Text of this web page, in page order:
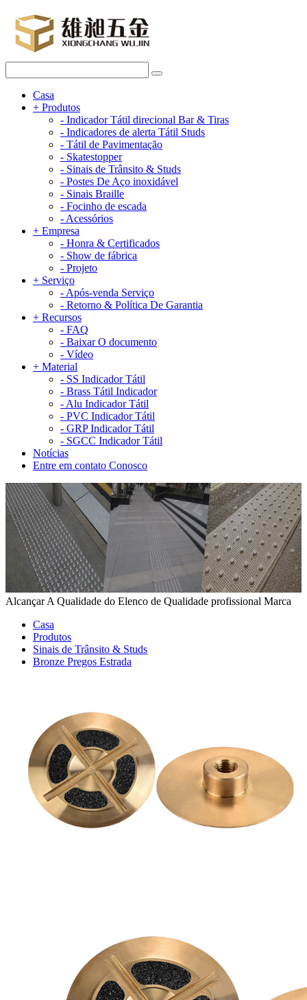
Casa
+ Produtos
- Indicador Tátil direcional Bar & Tiras
- Indicadores de alerta Tátil Studs
- Tátil de Pavimentação
- Skatestopper
- Sinais de Trânsito & Studs
- Postes De Aço inoxidável
- Sinais Braille
- Focinho de escada
- Acessórios
+ Empresa
- Honra & Certificados
- Show de fábrica
- Projeto
+ Serviço
- Após-venda Serviço
- Retorno & Política De Garantia
+ Recursos
- FAQ
- Baixar O documento
- Vídeo
+ Material
- SS Indicador Tátil
- Brass Tátil Indicador
- Alu Indicador Tátil
- PVC Indicador Tátil
- GRP Indicador Tátil
- SGCC Indicador Tátil
Notícias
Entre em contato Conosco
Alcançar A Qualidade do Elenco de Qualidade profissional Marca
Casa
Produtos
Sinais de Trânsito & Studs
Bronze Pregos Estrada